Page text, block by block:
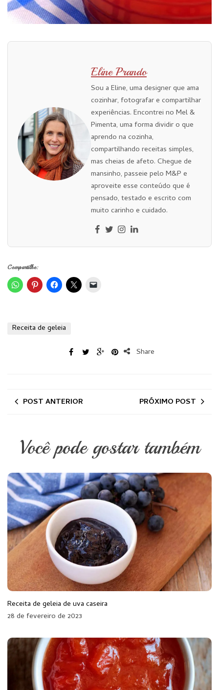
Eline Prando
Sou a Eline, uma designer que ama
cozinhar, fotografar e compartilhar
experiências. Encontrei no Mel &
Pimenta, uma forma dividir o que
aprendo na cozinha,
compartilhando receitas simples,
mas cheias de afeto. Chegue de
mansinho, passeie pelo M&P e
aproveite esse conteúdo que é
pensado, testado e escrito com
muito carinho e cuidado.
Compartilhe:
Receita de geleia
Share
POST ANTERIOR PRÓXIMO POST
Você pode gostar também
Receita de geleia de uva caseira
28 de fevereiro de 2023